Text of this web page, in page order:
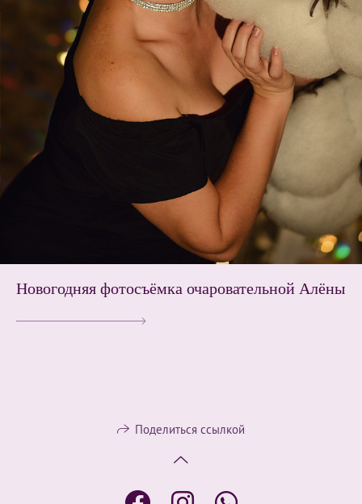
Новогодняя фотосъёмка очаровательной Алёны
Поделиться ссылкой